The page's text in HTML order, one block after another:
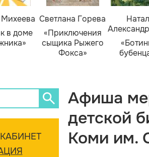
в доме
Светлана Горева
«Приключения
сыщика Рыжего
Фокса»
Афиша
детской
Коми им.